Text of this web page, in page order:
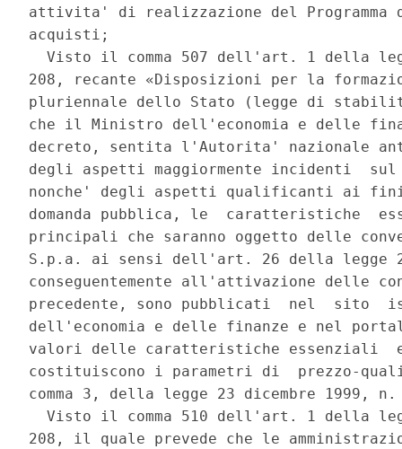
attivita' di realizzazione del
acquisti;
Visto il comma 507 dell'art. 1 della
208, recante «Disposizioni per la
pluriennale dello Stato (legge di
che il Ministro dell'economia e delle
decreto, sentita l'Autorita' nazionale
degli aspetti maggiormente incidenti
nonche' degli aspetti qualificanti ai fini
domanda pubblica, le  caratteristiche
principali che saranno oggetto delle
S.p.a. ai sensi dell'art. 26 della legge
conseguentemente all'attivazione delle
precedente, sono pubblicati  nel  sito
dell'economia e delle finanze e nel
valori delle caratteristiche
costituiscono i parametri di  prezzo-
comma 3, della legge 23 dicembre 1999,
Visto il comma 510 dell'art. 1 della
208, il quale prevede che le